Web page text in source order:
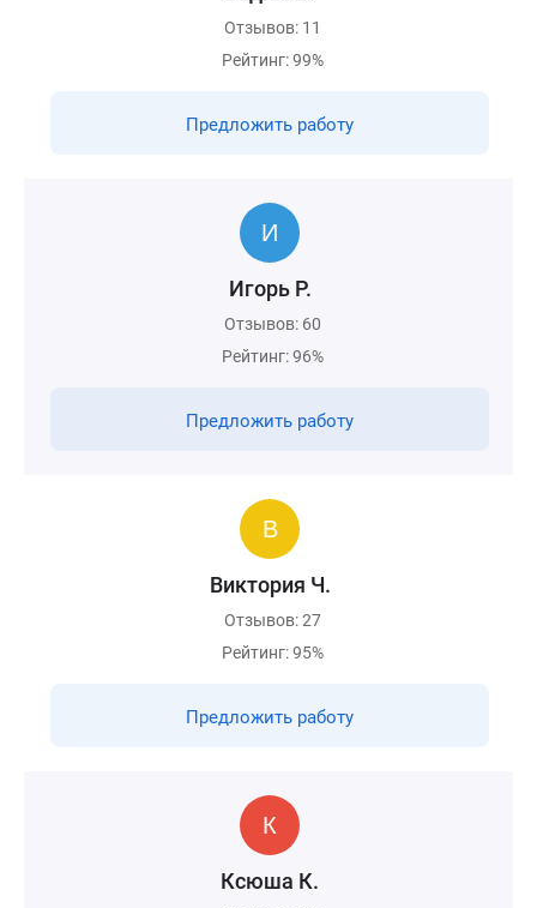
Отзывов: 11
Рейтинг: 99%
Предложить работу
Игорь Р.
Отзывов: 60
Рейтинг: 96%
Предложить работу
Виктория Ч.
Отзывов: 27
Рейтинг: 95%
Предложить работу
Ксюша К.